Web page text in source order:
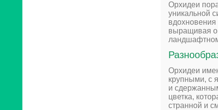
Орхидеи
уникальной
выращивая
Орхидеи
крупными, с
и
цветка,
странной и